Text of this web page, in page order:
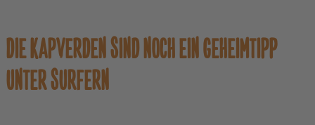
DIE KAPVERDEN SIND NOCH EIN GEHEIMTIPP
UNTER SURFERN